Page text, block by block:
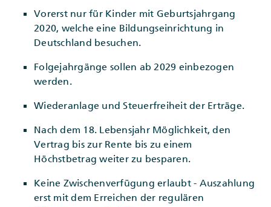
Vorerst nur für Kinder mit Geburtsjahrgang
2020, welche eine Bildungseinrichtung in
Deutschland besuchen.
Folgejahrgänge sollen ab 2029 einbezogen
werden.
Wiederanlage und Steuerfreiheit der Erträge.
Nach dem 18. Lebensjahr Möglichkeit, den
Vertrag bis zur Rente bis zu einem
Höchstbetrag weiter zu besparen.
Keine Zwischenverfügung erlaubt - Auszahlung
erst mit dem Erreichen der regulären